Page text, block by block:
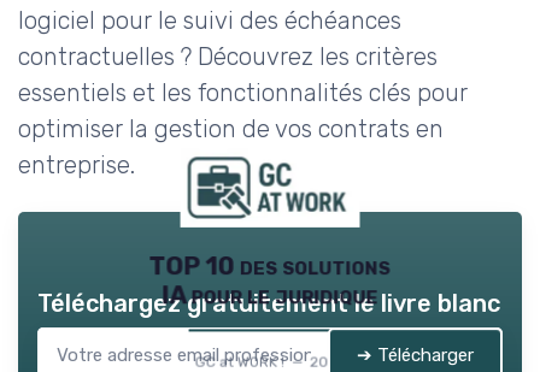
logiciel pour le suivi des échéances
contractuelles ? Découvrez les critères
essentiels et les fonctionnalités clés pour
optimiser la gestion de vos contrats en
entreprise.
TOP 10 des solutions
IA pour le juridique
GC at WORK ! — 2026
Téléchargez gratuitement le livre blanc
➔ Télécharger